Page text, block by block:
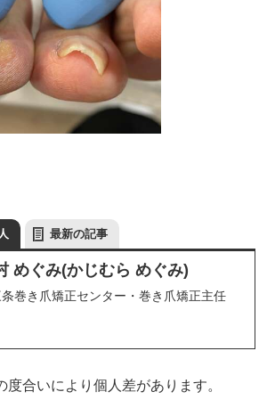
最新の記事
めぐみ(かじむら めぐみ)
巻き爪矯正センター・巻き爪矯正主任
合いにより個人差があります。